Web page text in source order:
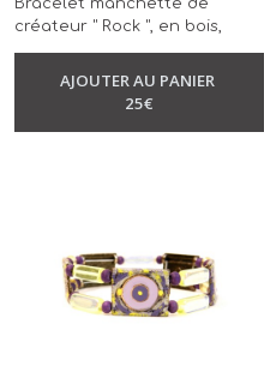
créateur " Rock ", en bois,
Bracelet
AJOUTER AU PANIER
25€